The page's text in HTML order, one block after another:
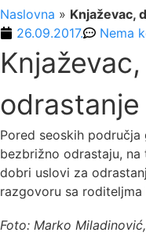
Naslovna » Knjaževac,
26.09.2017.
Nema
odrastanje
Pored seoskih
bezbrižno odrastaju,
dobri uslovi za
razgovoru sa
Foto: Marko